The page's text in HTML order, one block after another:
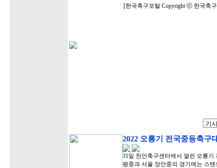
[한국축구포탈 Copyright ⓒ 한국축
2022 오룡기 전국중등축
31일 천안축구센터에서 열린 오룡
평중과 서울 장안중의 경기에는 스